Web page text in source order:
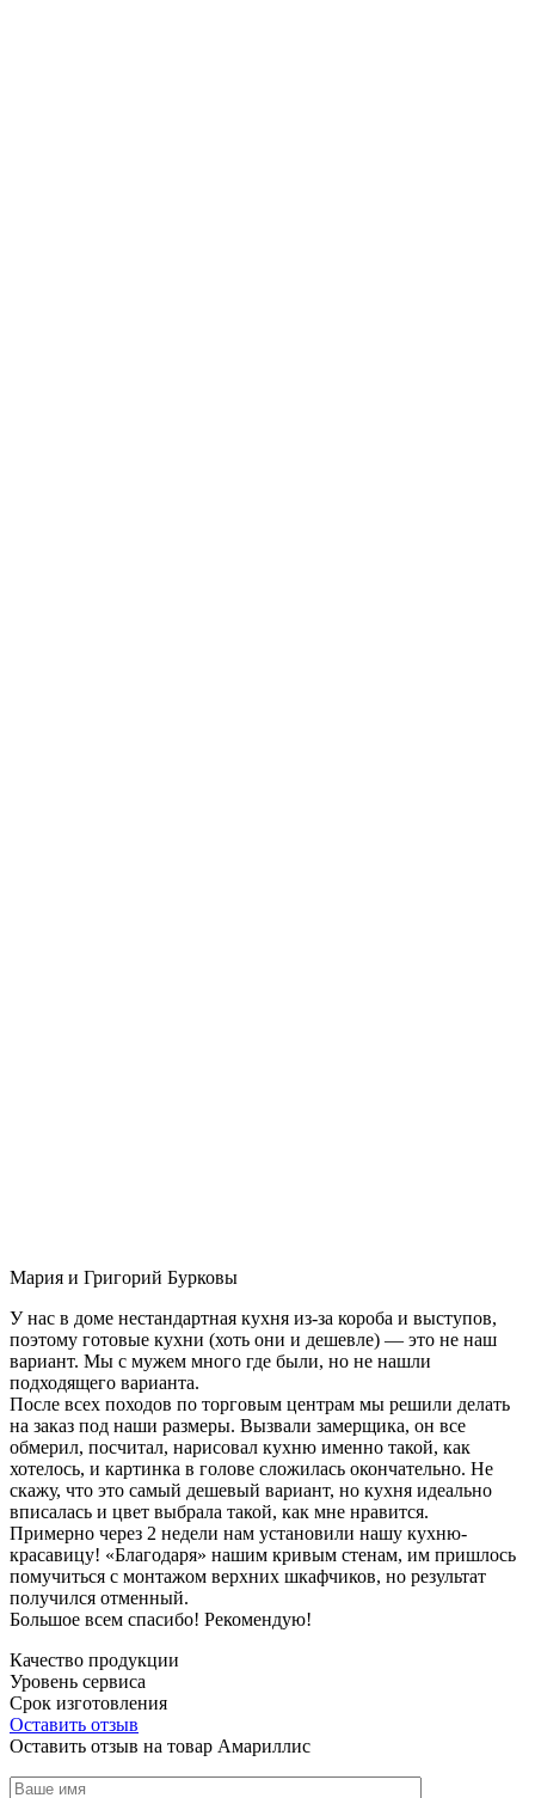
Мария и Григорий Бурковы
У нас в доме нестандартная кухня из-за короба и выступов,
поэтому готовые кухни (хоть они и дешевле) — это не наш
вариант. Мы с мужем много где были, но не нашли
подходящего варианта.
После всех походов по торговым центрам мы решили делать
на заказ под наши размеры. Вызвали замерщика, он все
обмерил, посчитал, нарисовал кухню именно такой, как
хотелось, и картинка в голове сложилась окончательно. Не
скажу, что это самый дешевый вариант, но кухня идеально
вписалась и цвет выбрала такой, как мне нравится.
Примерно через 2 недели нам установили нашу кухню-
красавицу! «Благодаря» нашим кривым стенам, им пришлось
помучиться с монтажом верхних шкафчиков, но результат
получился отменный.
Большое всем спасибо! Рекомендую!
Качество продукции
Уровень сервиса
Срок изготовления
Оставить отзыв
Оставить отзыв на товар Амариллис